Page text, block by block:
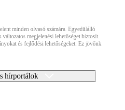
minden olvasó számára. Egyedülálló
változatos megjelenési lehetőséget biztosít.
és fejlődési lehetőségeket. Ez jövőnk
hírportálok